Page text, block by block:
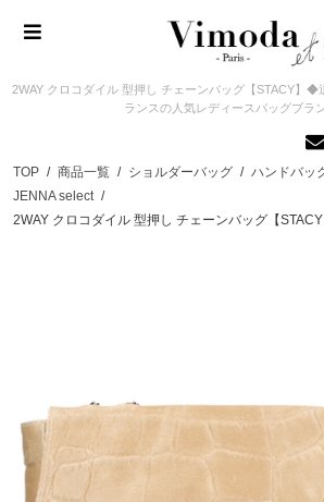
2WAY クロコダイル 型押し チェーンバッグ【STACY】◆
ランスの人気レディースバッグブラ
TOP / 商品一覧 / ショルダーバッグ / ハンドバッ
JENNA select /
2WAY クロコダイル 型押し チェーンバッグ【